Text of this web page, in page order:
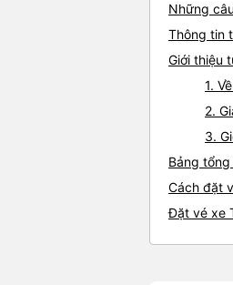
Những
Thông tin
Giới thiệu
1.
2.
3.
Bảng
Cách đặt
Đặt vé xe